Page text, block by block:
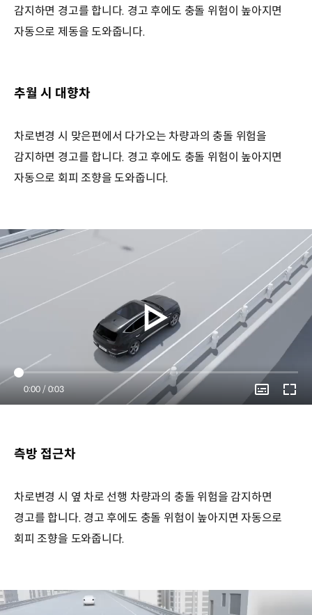
감지하면 경고를 합니다. 경고 후에도 충돌 위험이 높아지면
자동으로 제동을 도와줍니다.
추월 시 대향차
차로변경 시 맞은편에서 다가오는 차량과의 충돌 위험을
감지하면 경고를 합니다. 경고 후에도 충돌 위험이 높아지면
자동으로 회피 조향을 도와줍니다.
Current
Time
0:00 / Duration
0:03
측방 접근차
차로변경 시 옆 차로 선행 차량과의 충돌 위험을 감지하면
경고를 합니다. 경고 후에도 충돌 위험이 높아지면 자동으로
회피 조향을 도와줍니다.